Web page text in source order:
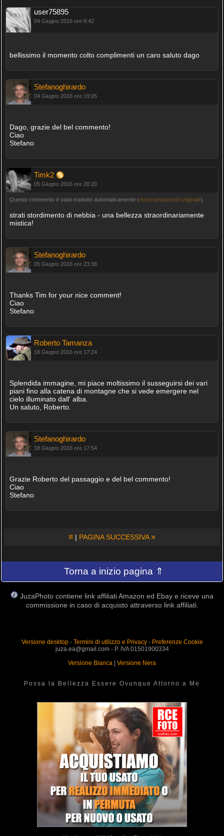
user75895
04 Giugno 2016 ore 8:42
bellissimo il momento colto complimenti un caro saluto dago
Stefanoghirardo
04 Giugno 2016 ore 19:05
Dago, grazie del bel commento!
Ciao
Stefano
Timk2
05 Giugno 2016 ore 20:20
Questo commento è stato tradotto automaticamente (mostra/nascondi originale)
strati stordimento di nebbia - una bellezza straordinariamente
mistica!
Stefanoghirardo
05 Giugno 2016 ore 23:38
Thanks Tim for your nice comment!
Ciao
Stefano
Roberto Tamanza
18 Giugno 2016 ore 17:24
Splendida immagine, mi piace moltissimo il susseguirsi dei vari
piani fino alla catena di montagne che si vede emergere nel
cielo illuminato dall' alba.
Un saluto, Roberto.
Stefanoghirardo
18 Giugno 2016 ore 17:54
Grazie Roberto del passaggio e del bel commento!
Ciao
Stefano
≡ | PAGINA SUCCESSIVA»
Torna a inizio pagina ⇑
JuzaPhoto contiene link affiliati Amazon ed Ebay e riceve una
commissione in caso di acquisto attraverso link affiliati.
Versione desktop- Termini di utilizzo e Privacy- Preferenze Cookie
juza.ea@gmail.com - P. IVA 01501900334
Versione Bianca
Versione Nera
Possa la Bellezza Essere Ovunque Attorno a Me